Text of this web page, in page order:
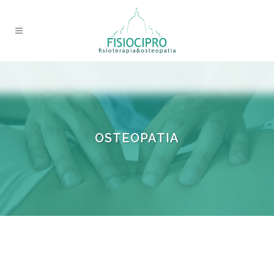
OSTEOPATIA